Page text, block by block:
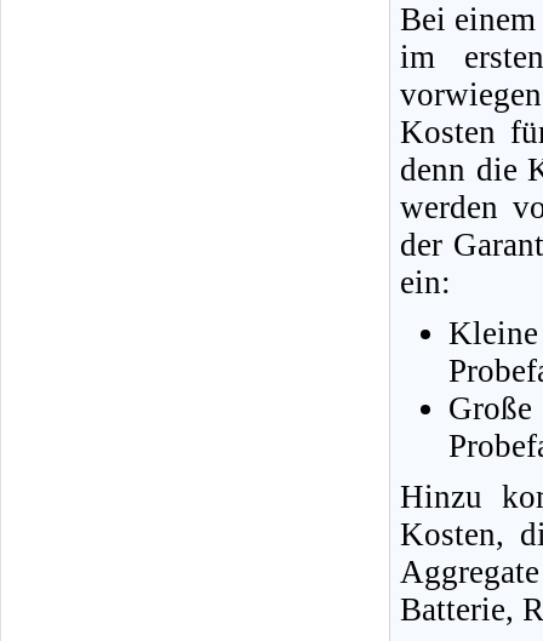
Bei
im
Kosten
denn die
werden
der
ein:
Hinzu
Kosten,
Batterie,